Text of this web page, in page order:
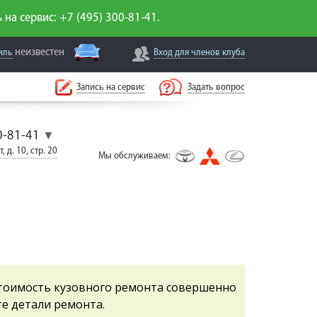
на сервис: +7 (495) 300-81-41.
неизвестен Вход для членов клуба
Запись на сервис Задать вопрос
81-41 ▼
д. 10, стр. 20 Мы обслуживаем:
кузовного ремонта совершенно
детали ремонта.